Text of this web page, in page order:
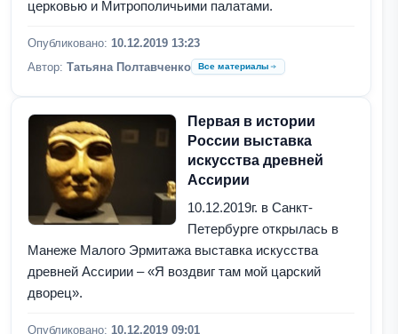
церковью и Митрополичьими палатами.
Опубликовано: 10.12.2019 13:23
Автор: Татьяна Полтавченко Все материалы
Первая в истории
России выставка
искусства древней
Ассирии
10.12.2019г. в Санкт-
Петербурге открылась в
Манеже Малого Эрмитажа выставка искусства
древней Ассирии – «Я воздвиг там мой царский
дворец».
Опубликовано: 10.12.2019 09:01